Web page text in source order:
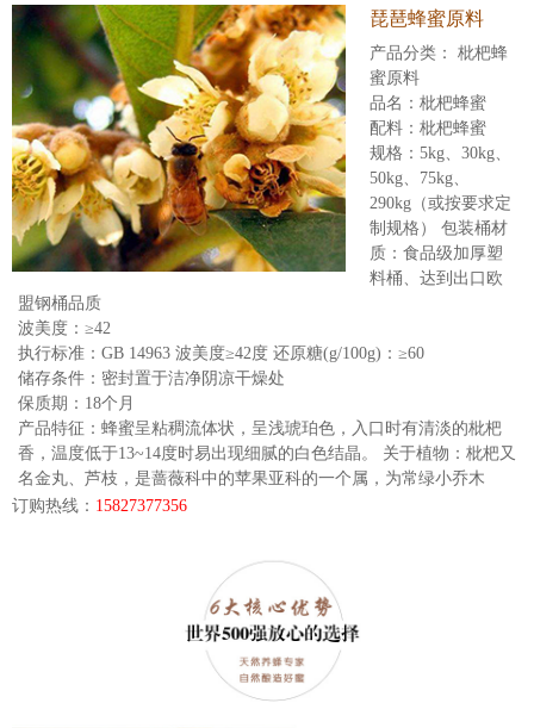
琵琶蜂蜜原料
产品分类： 枇杷蜂
蜜原料
品名：枇杷蜂蜜
配料：枇杷蜂蜜
规格：5kg、30kg、
50kg、75kg、
290kg（或按要求定
制规格） 包装桶材
质：食品级加厚塑
料桶、达到出口欧
盟钢桶品质
波美度：≥42
执行标准：GB 14963 波美度≥42度 还原糖(g/100g)：≥60
储存条件：密封置于洁净阴凉干燥处
保质期：18个月
产品特征：蜂蜜呈粘稠流体状，呈浅琥珀色，入口时有清淡的枇杷
香，温度低于13~14度时易出现细腻的白色结晶。 关于植物：枇杷又
名金丸、芦枝，是蔷薇科中的苹果亚科的一个属，为常绿小乔木
订购热线： 15827377356